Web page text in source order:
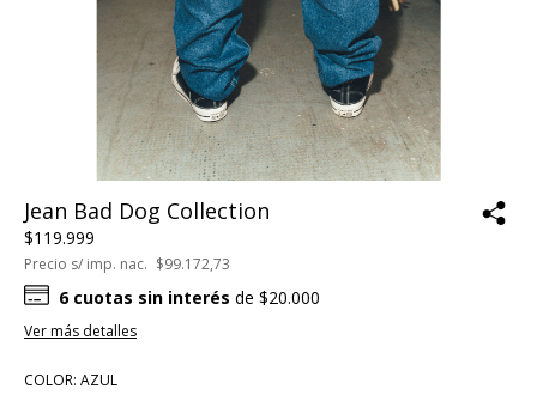
Jean Bad Dog Collection
$119.999
Precio s/ imp. nac. $99.172,73
6 cuotas sin interés de $20.000
Ver más detalles
COLOR: AZUL